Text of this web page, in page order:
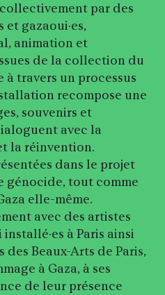
par des
et gazaoui·es,
animation et
de la collection du
à travers un processus
recompose une
souvenirs et
avec la
la réinvention.
dans le projet
génocide, tout comme
elle-même.
avec des artistes
à Paris ainsi
des Beaux-Arts de Paris,
à Gaza, à ses
de leur présence